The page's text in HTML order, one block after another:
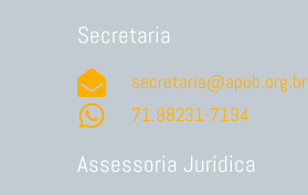
Secretaria
secretaria@apub.org.br
71.98231-7194
Assessoria Jurídica